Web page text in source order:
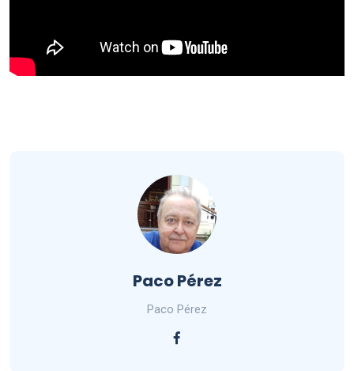
Paco Pérez
Paco Pérez